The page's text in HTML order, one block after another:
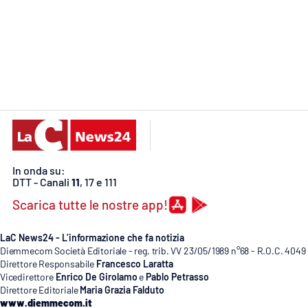
App
Android
Apple
Vai
In onda su:
DTT - Canali 11, 17 e 111
Scarica tutte le nostre app!
LaC News24 - L’informazione che fa notizia
Diemmecom Società Editoriale - reg. trib. VV 23/05/1989 n°68 - R.O.C. 4049
Direttore Responsabile Francesco Laratta
Vicedirettore Enrico De Girolamo e Pablo Petrasso
Direttore Editoriale Maria Grazia Falduto
www.diemmecom.it